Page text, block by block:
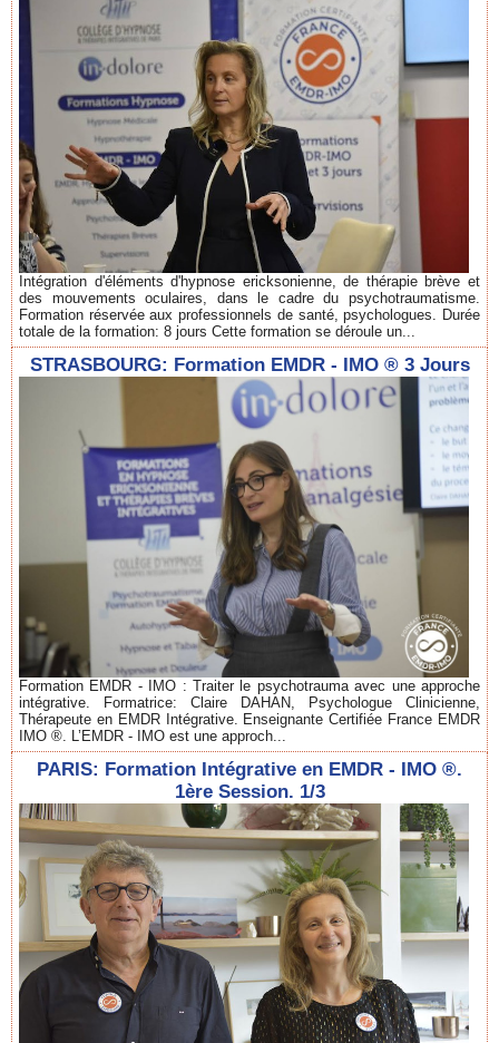
Intégration d'éléments d'hypnose ericksonienne, de thérapie brève et
des mouvements oculaires, dans le cadre du psychotraumatisme.
Formation réservée aux professionnels de santé, psychologues. Durée
totale de la formation: 8 jours Cette formation se déroule un...
STRASBOURG: Formation EMDR - IMO ® 3 Jours
Formation EMDR - IMO : Traiter le psychotrauma avec une approche
intégrative. Formatrice: Claire DAHAN, Psychologue Clinicienne,
Thérapeute en EMDR Intégrative. Enseignante Certifiée France EMDR
IMO ®. L’EMDR - IMO est une approch...
PARIS: Formation Intégrative en EMDR - IMO ®.
1ère Session. 1/3